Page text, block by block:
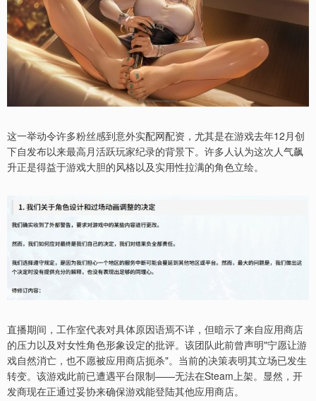
这一举动令许多粉丝感到意外实配网配资，尤其是在游戏去年12月创
下自发布以来最高月活跃玩家纪录的背景下。许多人认为这次人气飙
升正是得益于游戏大胆的风格以及实用性拉满的角色立绘。
直播期间，工作室代表对具体原因语焉不详，但暗示了来自应用商店
的压力以及对女性角色形象设定的批评。该团队此前曾声明"宁愿让游
戏自然消亡，也不愿被应用商店扼杀"。当前的决策表明其立场已发生
转变。该游戏此前已遭遇平台限制——无法在Steam上架。显然，开
发商现在正通过妥协来确保游戏能登陆其他应用商店。